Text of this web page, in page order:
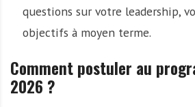
questions sur votre leadership,
objectifs à moyen terme.
Comment postuler au
2026 ?